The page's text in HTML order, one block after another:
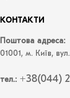
КОНТАКТИ
Поштова адреса:
01001, м. Київ,
тел.: +38(044)